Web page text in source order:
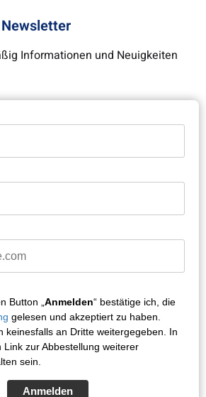
Informationen und Neuigkeiten
Button „ Anmelden“ bestätige ich, die
gelesen und akzeptiert zu haben.
keinesfalls an Dritte weitergegeben. In
Link zur Abbestellung weiterer
sein.
Anmelden